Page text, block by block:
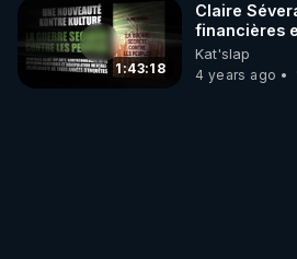
1:43:18
Claire
financières
veulent vous
Kat'slap
4 years ago